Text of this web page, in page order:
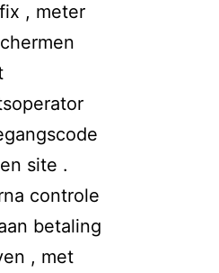
, meter
site .
controle
betaling
, met